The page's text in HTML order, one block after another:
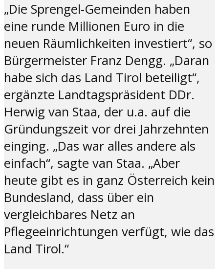
„Die Sprengel-Gemeinden haben
eine runde Millionen Euro in die
neuen Räumlichkeiten investiert“, so
Bürgermeister Franz Dengg. „Daran
habe sich das Land Tirol beteiligt“,
ergänzte Landtagspräsident DDr.
Herwig van Staa, der u.a. auf die
Gründungszeit vor drei Jahrzehnten
einging. „Das war alles andere als
einfach“, sagte van Staa. „Aber
heute gibt es in ganz Österreich kein
Bundesland, dass über ein
vergleichbares Netz an
Pflegeeinrichtungen verfügt, wie das
Land Tirol.“